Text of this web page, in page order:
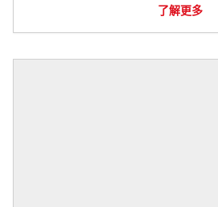
了解更多